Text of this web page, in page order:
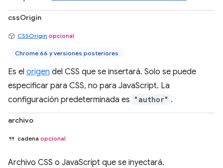
cssOrigin
CSSOrigin opcional
Chrome 66 y versiones posteriores
Es el origen del CSS que se insertará. Solo se puede
especificar para CSS, no para JavaScript. La
configuración predeterminada es "author" .
archivo
cadena opcional
Archivo CSS o JavaScript que se inyectará.